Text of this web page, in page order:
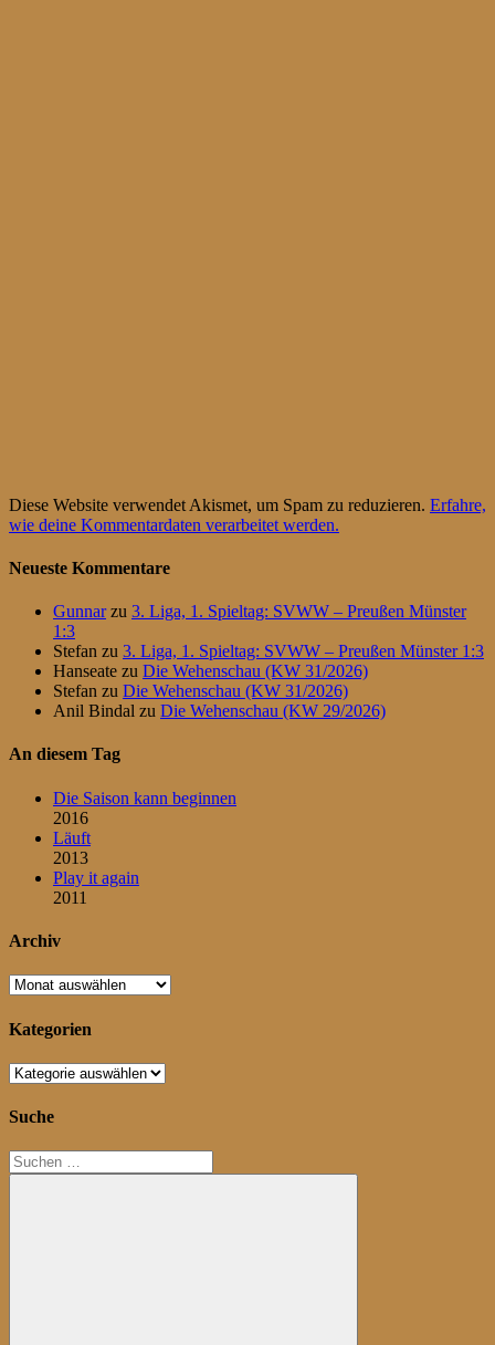
Diese Website verwendet Akismet, um Spam zu reduzieren. Erfahre,
wie deine Kommentardaten verarbeitet werden.
Neueste Kommentare
Gunnarzu 3. Liga, 1. Spieltag: SVWW – Preußen Münster
1:3
Stefan zu 3. Liga, 1. Spieltag: SVWW – Preußen Münster 1:3
Hanseate zu Die Wehenschau (KW 31/2026)
Stefan zu Die Wehenschau (KW 31/2026)
Anil Bindal zu Die Wehenschau (KW 29/2026)
An diesem Tag
Die Saison kann beginnen
2016
Läuft
2013
Play it again
2011
Archiv
Archiv
Kategorien
Kategorien
Suche
Suchen
nach: